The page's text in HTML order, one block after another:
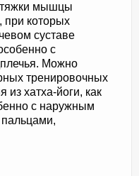
мышцы
при которых
суставе
с
Можно
тренировочных
из хатха-йоги, как
с наружным